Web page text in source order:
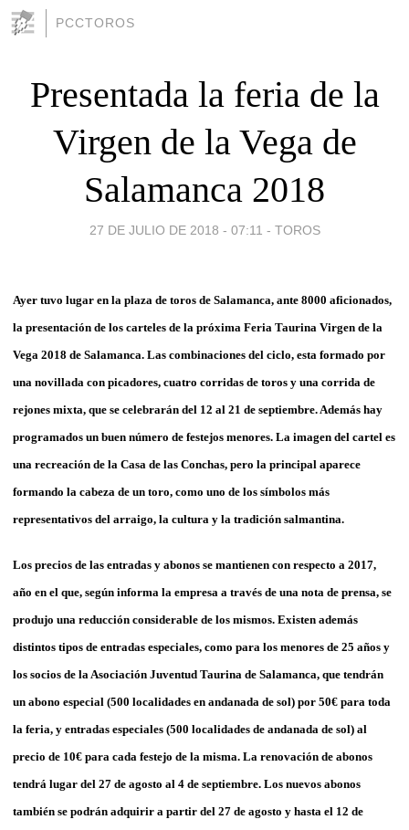
PCCTOROS
Presentada la feria de la
Virgen de la Vega de
Salamanca 2018
27 DE JULIO DE 2018 - 07:11 - TOROS
Ayer tuvo lugar en la plaza de toros de Salamanca, ante 8000 aficionados,
la presentación de los carteles de la próxima Feria Taurina Virgen de la
Vega 2018 de Salamanca. Las combinaciones del ciclo, esta formado por
una novillada con picadores, cuatro corridas de toros y una corrida de
rejones mixta, que se celebrarán del 12 al 21 de septiembre. Además hay
programados un buen número de festejos menores. La imagen del cartel es
una recreación de la Casa de las Conchas, pero la principal aparece
formando la cabeza de un toro, como uno de los símbolos más
representativos del arraigo, la cultura y la tradición salmantina.
Los precios de las entradas y abonos se mantienen con respecto a 2017,
año en el que, según informa la empresa a través de una nota de prensa, se
produjo una reducción considerable de los mismos. Existen además
distintos tipos de entradas especiales, como para los menores de 25 años y
los socios de la Asociación Juventud Taurina de Salamanca, que tendrán
un abono especial (500 localidades en andanada de sol) por 50€ para toda
la feria, y entradas especiales (500 localidades de andanada de sol) al
precio de 10€ para cada festejo de la misma. La renovación de abonos
tendrá lugar del 27 de agosto al 4 de septiembre. Los nuevos abonos
también se podrán adquirir a partir del 27 de agosto y hasta el 12 de